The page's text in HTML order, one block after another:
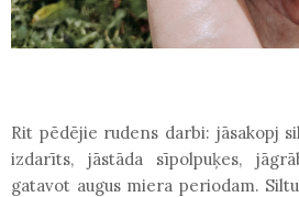
Rit pēdējie rudens darbi: jāsakopj
izdarīts, jāstāda sīpolpuķes,
gatavot augus miera periodam.